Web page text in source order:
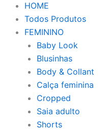
HOME
Todos Produtos
FEMININO
Baby Look
Blusinhas
Body & Collant
Calça feminina
Cropped
Saia adulto
Shorts